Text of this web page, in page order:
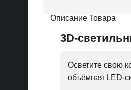
Описание Товара
3D-
Осветите свою
объёмная LED-